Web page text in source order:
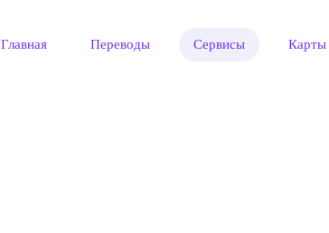
Главная Переводы Сервисы Карты